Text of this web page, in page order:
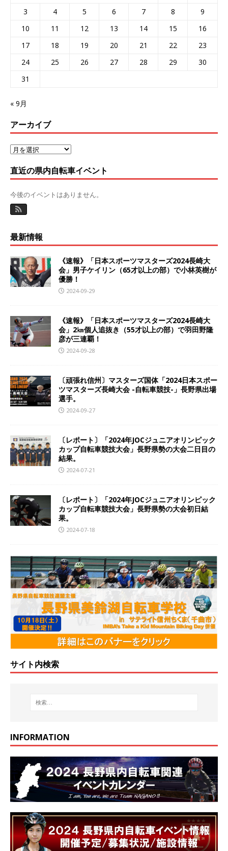
3
4 5 6 7 8
9
10
11 12 13 14 15
16
17
18 19 20 21 22
23
24
25 26 27 28 29
30
31
« 9月
アーカイブ
直近の県内自転車イベント
今後のイベントはありません。
最新情報
《速報》「日本スポーツマスターズ2024長崎大
会」男子ケイリン（65才以上の部）で小林英樹が
優勝！
2024-09-29
《速報》「日本スポーツマスターズ2024長崎大
会」2㎞個人追抜き（55才以上の部）で羽田野隆
彦が三連覇！
2024-09-28
〔頑張れ信州〕マスターズ国体「2024日本スポー
ツマスターズ長崎大会 -自転車競技-」長野県出場
選手。
2024-09-27
〔レポート〕「2024年JOCジュニアオリンピック
カップ自転車競技大会」長野県勢の大会二日目の
結果。
2024-07-21
〔レポート〕「2024年JOCジュニアオリンピック
カップ自転車競技大会」長野県勢の大会初日結
果。
2024-07-18
サイト内検索
INFORMATION